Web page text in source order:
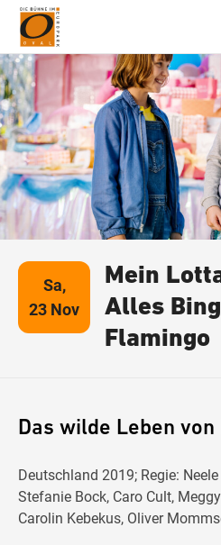
Sa,
23 Nov
Mein
Alles
Flamingo
Das wilde Leben
Deutschland 2019; Regie:
Stefanie Bock, Caro Cult,
Carolin Kebekus, Oliver